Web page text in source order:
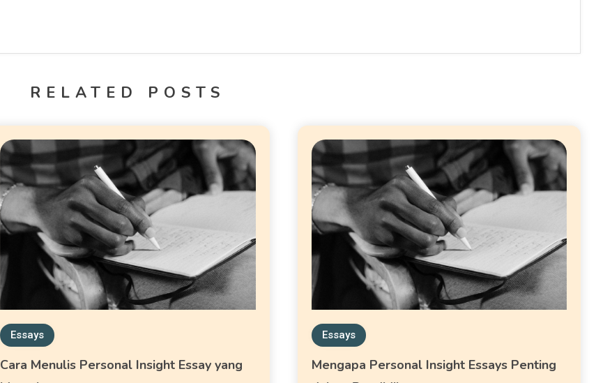
RELATED POSTS
Essays
Cara Menulis Personal Insight Essay yang
Essays
Mengapa Personal Insight Essays Penting